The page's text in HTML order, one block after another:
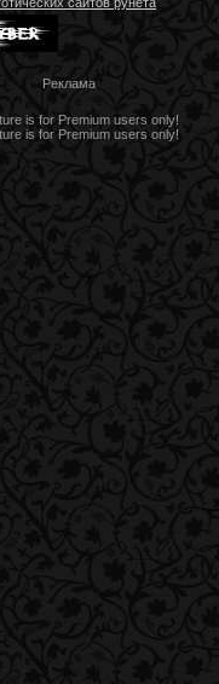
Реклама
is for Premium users only!
is for Premium users only!